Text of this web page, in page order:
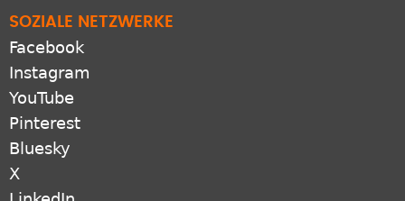
SOZIALE NETZWERKE
Facebook
Instagram
YouTube
Pinterest
Bluesky
X